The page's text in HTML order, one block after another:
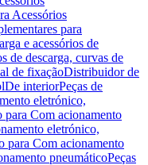
Acessórios
para
e acessórios de
de descarga, curvas de
de fixaçãoDistribuidor de
De interiorPeças de
eletrónico,
para Com acionamento
eletrónico,
para Com acionamento
pneumáticoPeças